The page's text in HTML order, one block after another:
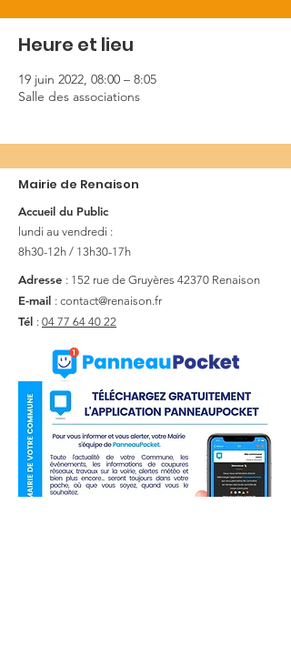
Heure et lieu
19 juin 2022, 08:00 – 8:05
Salle des associations
Mairie de Renaison
Accueil du Public
lundi au vendredi :
8h30-12h / 13h30-17h
Adresse : 152 rue de Gruyères 42370 Renaison
E-mail : contact@renaison.fr
Tél : 04 77 64 40 22